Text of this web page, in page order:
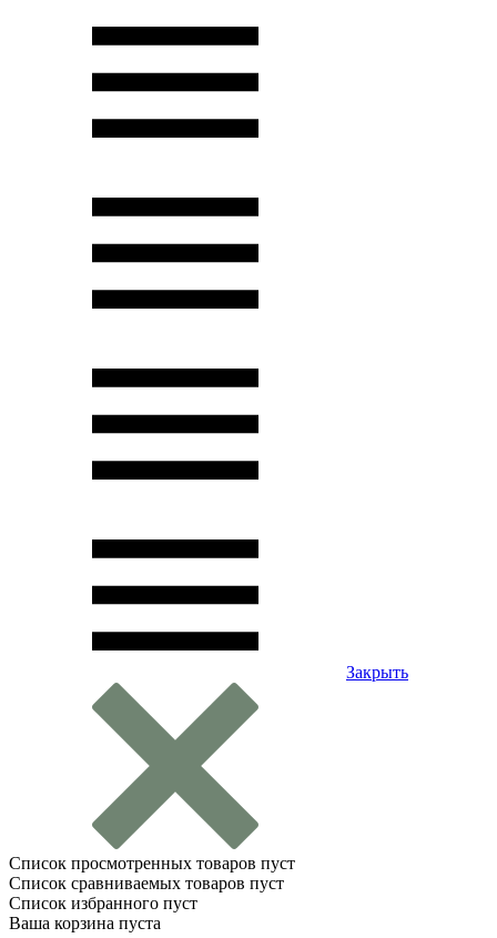
Закрыть
Список просмотренных товаров пуст
Список сравниваемых товаров пуст
Список избранного пуст
Ваша корзина пуста